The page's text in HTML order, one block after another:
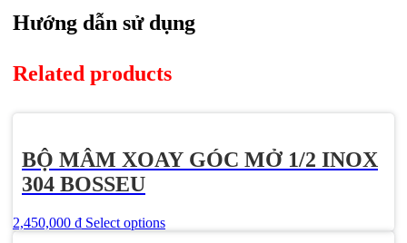
Hướng dẫn sử dụng
Related products
BỘ MÂM XOAY GÓC MỞ 1/2 INOX
304 BOSSEU
2,450,000 ₫ Select options